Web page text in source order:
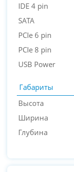
IDE 4 pin
SATA
PCIe 6 pin
PCIe 8 pin
USB Power
Габариты
Высота
Ширина
Глубина